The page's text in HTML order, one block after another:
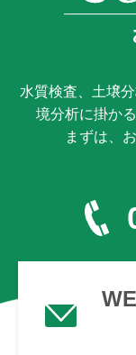
水質検査、土壌
境分析に掛か
まずは、